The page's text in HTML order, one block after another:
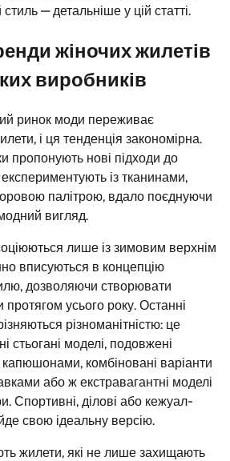
— детальніше у цій статті.
жіночих жилетів
виробників
ринок моди переживає
і ця тенденція закономірна.
пропонують нові підходи до
із тканинами,
палітрою, вдало поєднуючи
вигляд.
лише із зимовим верхнім
вписуються в концепцію
дозволяючи створювати
протягом усього року. Останні
різноманітністю: це
стьогані моделі, подовжені
комбіновані варіанти
або ж екстравагантні моделі
Спортивні, ділові або кежуал-
свою ідеальну версію.
жилети, які не лише захищають